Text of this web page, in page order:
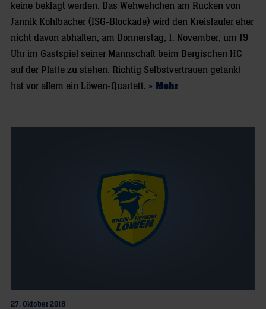
keine beklagt werden. Das Wehwehchen am Rücken von
Jannik Kohlbacher (ISG-Blockade) wird den Kreisläufer eher
nicht davon abhalten, am Donnerstag, 1. November, um 19
Uhr im Gastspiel seiner Mannschaft beim Bergischen HC
auf der Platte zu stehen. Richtig Selbstvertrauen getankt
hat vor allem ein Löwen-Quartett. » Mehr
27. Oktober 2018